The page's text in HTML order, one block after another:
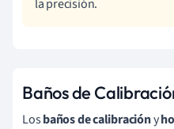
la precisión.
Baños de
Losbaños de calibracióny